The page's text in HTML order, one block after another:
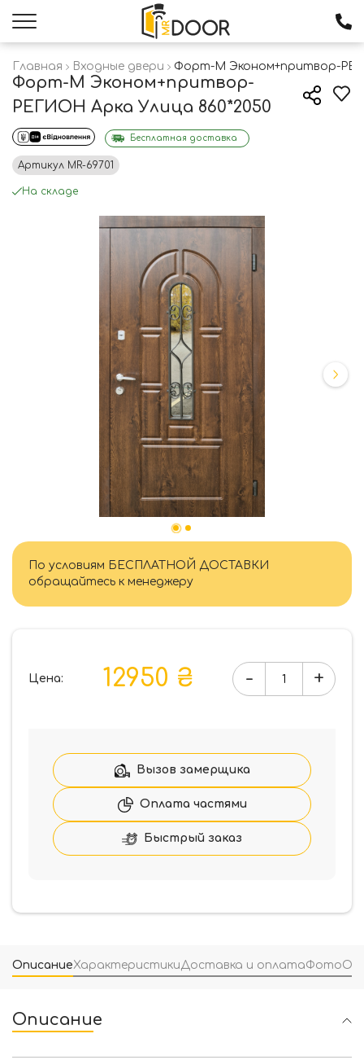
Главная Входные двери Форт-М Эконом+притвор-
Форт-М Эконом+притвор-
РЕГИОН Арка Улица 860*2050
Бесплатная доставка
Артикул MR-69701
На складе
По условиям БЕСПЛАТНОЙ ДОСТАВКИ
обращайтесь к менеджеру
Цена: 12950 ₴
Количество
Эконом+притвор-
РЕГИОН
Арка
Улица
- +
Вызов замерщика
Оплата частями
Быстрый заказ
ОписаниеХарактеристикиДоставка и оплатаФото
Описание